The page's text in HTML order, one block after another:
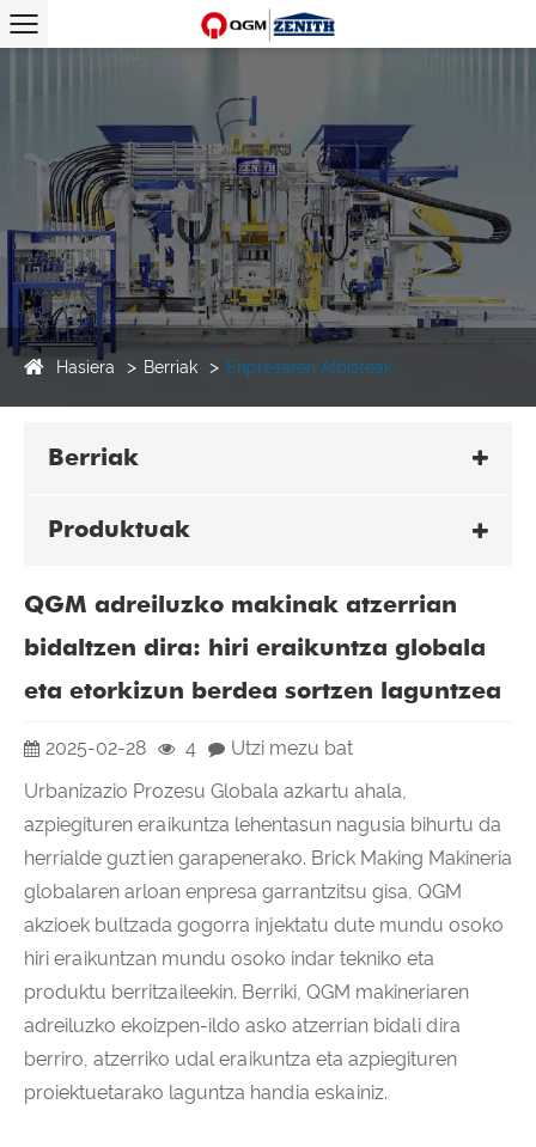
Hasiera Berriak Enpresaren Albisteak
Berriak
Produktuak
QGM adreiluzko makinak atzerrian
bidaltzen dira: hiri eraikuntza globala
eta etorkizun berdea sortzen laguntzea
2025-02-28 4
Utzi mezu bat
Urbanizazio Prozesu Globala azkartu ahala,
azpiegituren eraikuntza lehentasun nagusia bihurtu da
herrialde guztien garapenerako. Brick Making Makineria
globalaren arloan enpresa garrantzitsu gisa, QGM
akzioek bultzada gogorra injektatu dute mundu osoko
hiri eraikuntzan mundu osoko indar tekniko eta
produktu berritzaileekin. Berriki, QGM makineriaren
adreiluzko ekoizpen-ildo asko atzerrian bidali dira
berriro, atzerriko udal eraikuntza eta azpiegituren
proiektuetarako laguntza handia eskainiz.